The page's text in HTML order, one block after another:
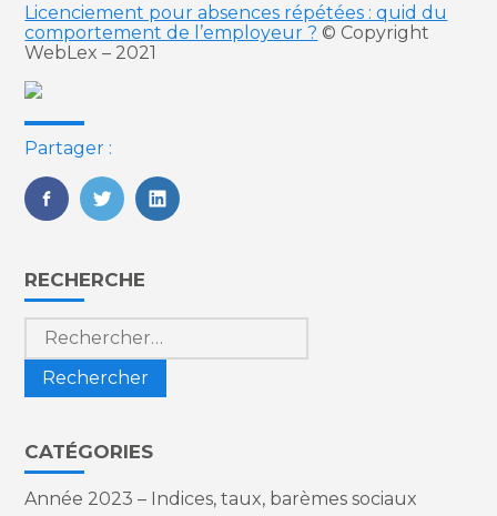
Licenciement pour absences répétées : quid du
comportement de l’employeur ? © Copyright
WebLex – 2021
Partager :
FaceBook
TwitterLinkedIn
Blog
sidebar
RECHERCHE
Rechercher :
CATÉGORIES
Année 2023 – Indices, taux, barèmes sociaux